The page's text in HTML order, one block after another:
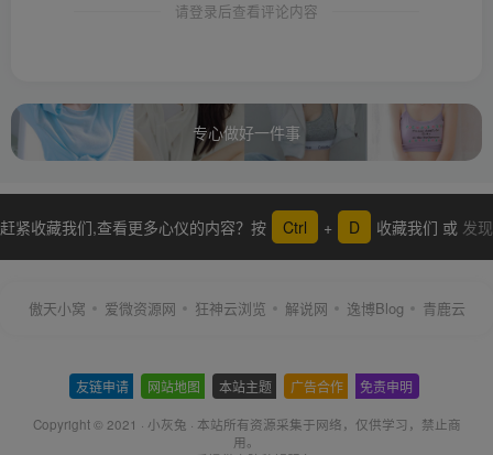
请登录后查看评论内容
专心做好一件事
赶紧收藏我们,查看更多心仪的内容？按 Ctrl + D 收藏我们 或 发现
傲天小窝 爱微资源网 狂神云浏览 解说网 逸博Blog 青鹿云
友链申请 网站地图 本站主题 广告合作 免责申明
Copyright © 2021 · 小灰兔 · 本站所有资源采集于网络，仅供学习，禁止商
用。